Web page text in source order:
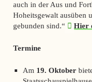
auch in der Aus­ und
Hoheitsge­walt ausüben
gebunden sind.“
Hier
Termine
Am 19. Oktober